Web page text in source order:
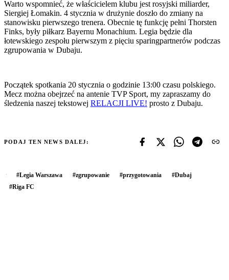
Warto wspomnieć, że właścicielem klubu jest rosyjski miliarder,
Siergiej Łomakin. 4 stycznia w drużynie doszło do zmiany na
stanowisku pierwszego trenera. Obecnie tę funkcję pełni Thorsten
Finks, były piłkarz Bayernu Monachium. Legia będzie dla
łotewskiego zespołu pierwszym z pięciu sparingpartnerów podczas
zgrupowania w Dubaju.
Początek spotkania 20 stycznia o godzinie 13:00 czasu polskiego.
Mecz można obejrzeć na antenie TVP Sport, my zapraszamy do
śledzenia naszej tekstowej RELACJI LIVE! prosto z Dubaju.
PODAJ TEN NEWS DALEJ:
#Legia Warszawa #zgrupowanie #przygotowania #Dubaj
#Riga FC